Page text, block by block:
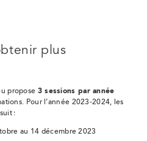
plus
propose 3 sessions par année
Pour l’année 2023-2024, les
:
au 14 décembre 2023